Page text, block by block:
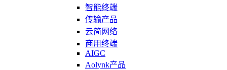
智能终端
传输产品
云简网络
商用终端
AIGC
Aolynk产品